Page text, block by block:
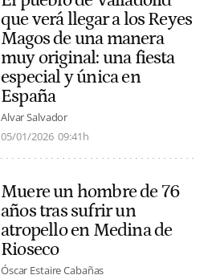
que verá llegar a los Reyes
Magos de una manera
muy original: una fiesta
especial y única en
España
Alvar Salvador
05/01/2026 09:41h
Muere un hombre de 76
años tras sufrir un
atropello en Medina de
Rioseco
Óscar Estaire Cabañas